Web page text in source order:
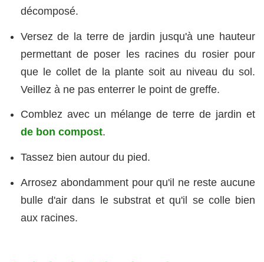
décomposé.
Versez de la terre de jardin jusqu'à une hauteur
permettant de poser les racines du rosier pour
que le collet de la plante soit au niveau du sol.
Veillez à ne pas enterrer le point de greffe.
Comblez avec un mélange de terre de jardin et
de bon compost.
Tassez bien autour du pied.
Arrosez abondamment pour qu'il ne reste aucune
bulle d'air dans le substrat et qu'il se colle bien
aux racines.